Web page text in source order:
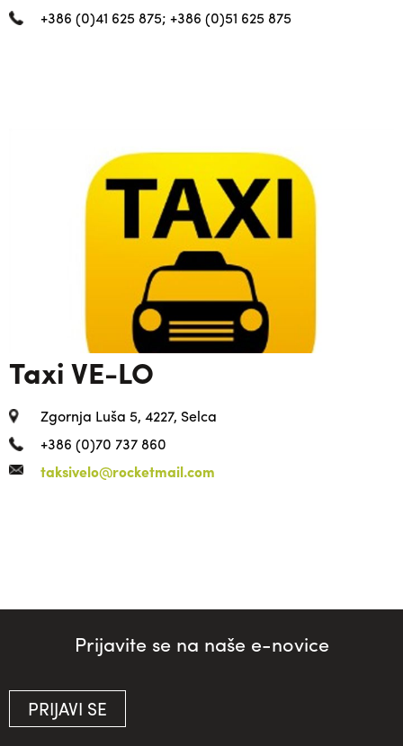
+386 (0)41 625 875; +386 (0)51 625 875
Taxi VE-LO
Zgornja Luša 5, 4227, Selca
+386 (0)70 737 860
taksivelo@rocketmail.com
Prijavite se na naše e-novice
PRIJAVI SE